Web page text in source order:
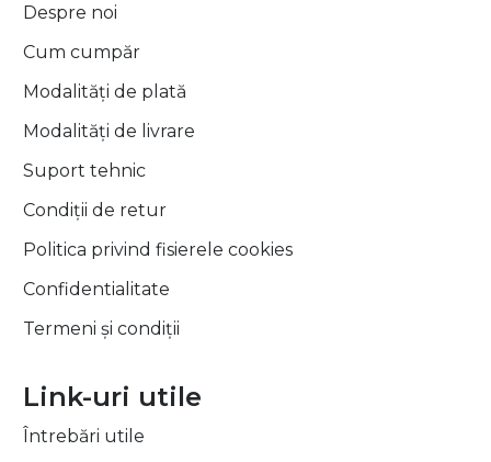
Despre noi
Cum cumpăr
Modalități de plată
Modalități de livrare
Suport tehnic
Condiții de retur
Politica privind fisierele cookies
Confidentialitate
Termeni și condiții
Link-uri utile
Întrebări utile